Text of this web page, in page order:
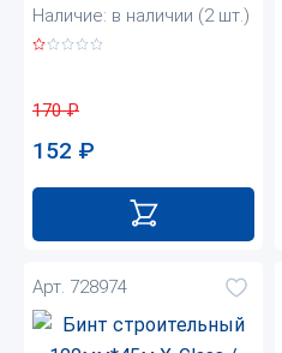
Наличие: в наличии (2 шт.)
170₽
152 ₽
Арт. 728974